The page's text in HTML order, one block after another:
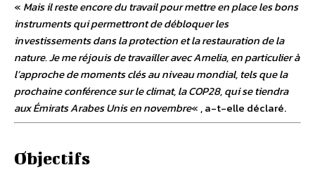
« Mais il reste encore du travail pour mettre en place les bons
instruments qui permettront de débloquer les
investissements dans la protection et la restauration de la
nature. Je me réjouis de travailler avec Amelia, en particulier à
l’approche de moments clés au niveau mondial, tels que la
prochaine conférence sur le climat, la COP28, qui se tiendra
aux Émirats Arabes Unis en novembre« , a-t-elle déclaré.
Objectifs